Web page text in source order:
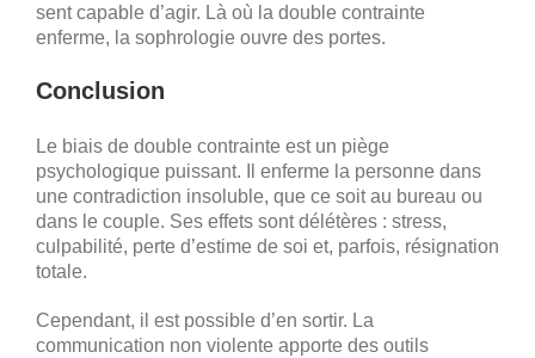
sent capable d’agir. Là où la double contrainte
enferme, la sophrologie ouvre des portes.
Conclusion
Le biais de double contrainte est un piège
psychologique puissant. Il enferme la personne dans
une contradiction insoluble, que ce soit au bureau ou
dans le couple. Ses effets sont délétères : stress,
culpabilité, perte d’estime de soi et, parfois, résignation
totale.
Cependant, il est possible d’en sortir. La
communication non violente apporte des outils